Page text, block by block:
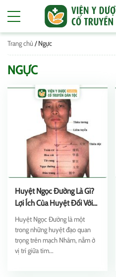
Trang chủ /Ngực
NGỰC
Huyệt Ngọc Đường Là Gì?
Lợi Ích Của Huyệt Đối Với
Sức Khỏe
Huyệt Ngọc Đường là một
trong những huyệt đạo quan
trọng trên mạch Nhâm, nằm ở
vị trí giữa tim...